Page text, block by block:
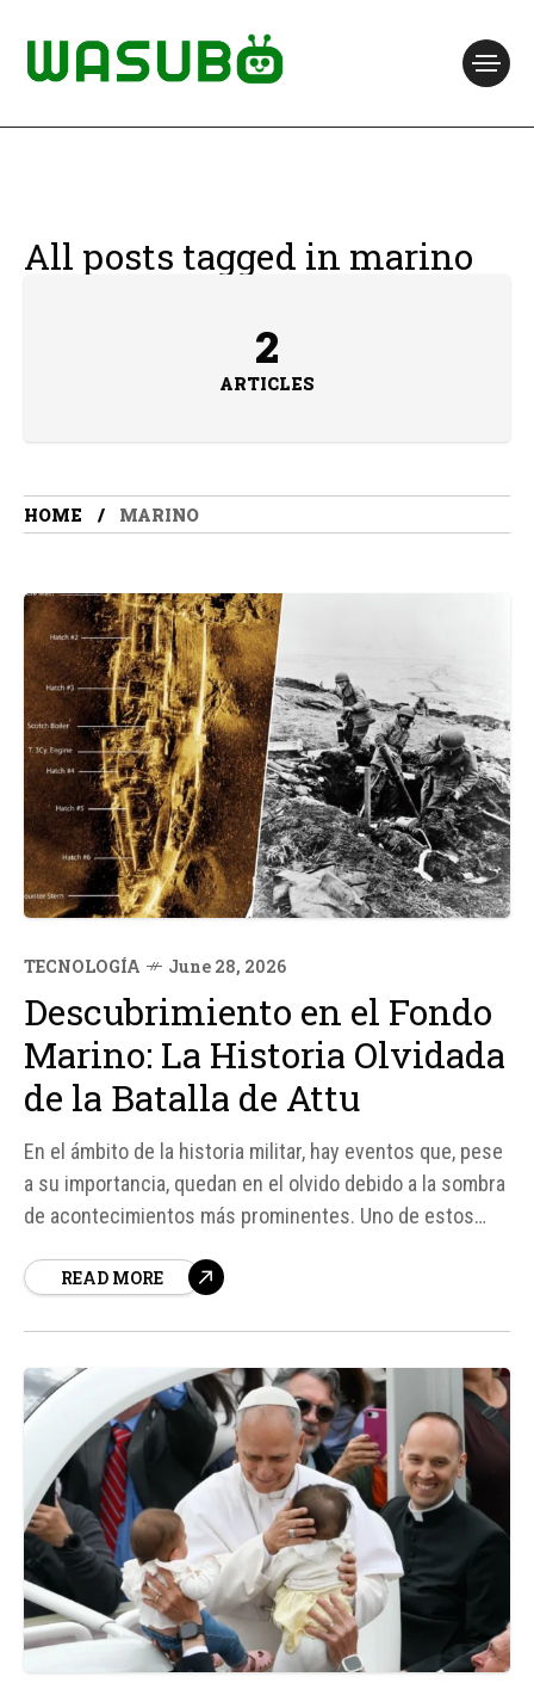
All posts tagged in marino
2
ARTICLES
HOME MARINO
TECNOLOGÍA June 28, 2026
Descubrimiento en el Fondo
Marino: La Historia Olvidada
de la Batalla de Attu
En el ámbito de la historia militar, hay eventos que, pese
a su importancia, quedan en el olvido debido a la sombra
de acontecimientos más prominentes. Uno de estos
oeste de Alaska, que tuvo lugar en junio de 1942 durante
READ MORE